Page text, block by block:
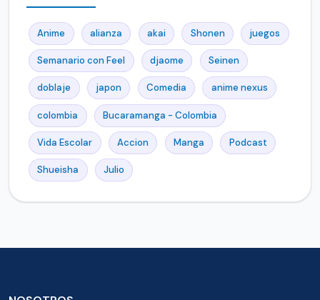
Anime alianza akai Shonen juegos
Semanario con Feel djaome Seinen
doblaje japon Comedia anime nexus
colombia Bucaramanga - Colombia
Vida Escolar Accion Manga Podcast
Shueisha Julio